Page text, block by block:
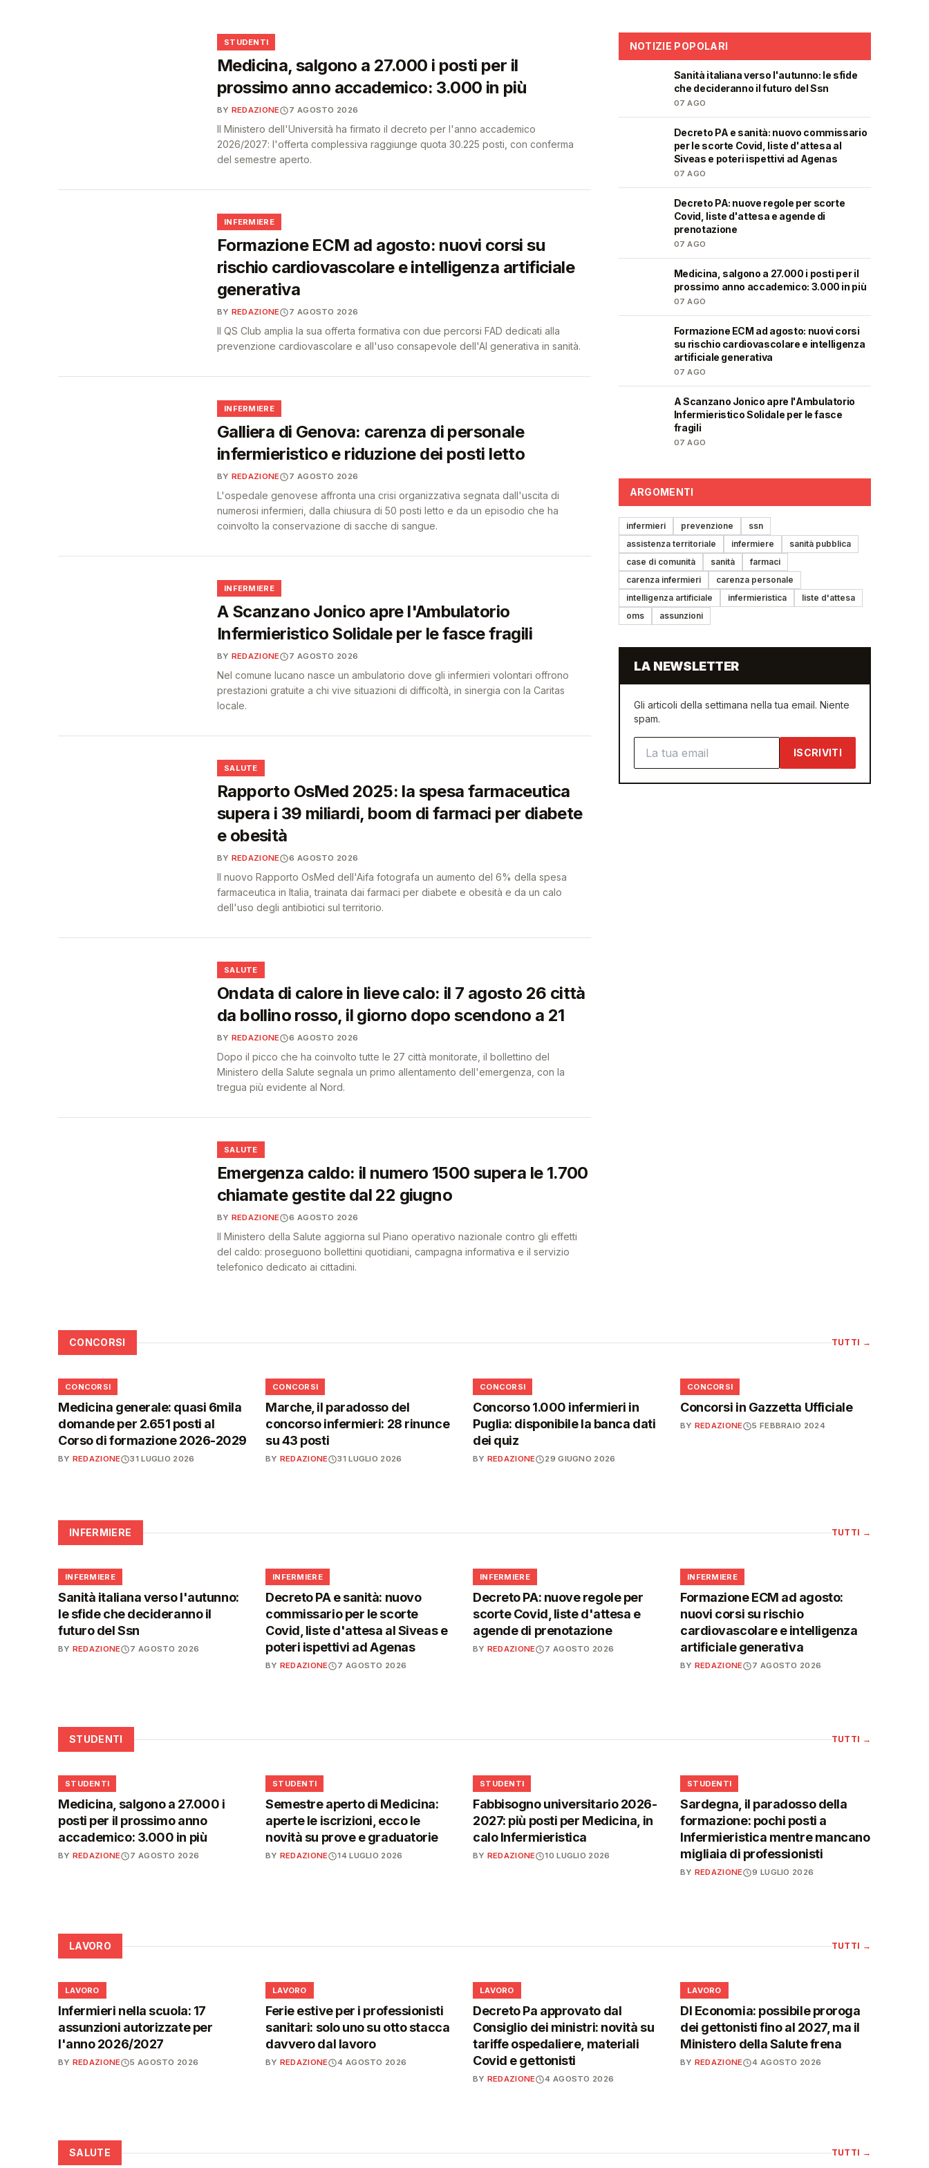
STUDENTI
Medicina, salgono a 27.000 i posti per il
prossimo anno accademico: 3.000 in più
BY REDAZIONE 7 AGOSTO 2026
Il Ministero dell'Università ha firmato il decreto per l'anno accademico
2026/2027: l'offerta complessiva raggiunge quota 30.225 posti, con conferma
del semestre aperto.
INFERMIERE
Formazione ECM ad agosto: nuovi corsi su
rischio cardiovascolare e intelligenza artificiale
generativa
BY REDAZIONE 7 AGOSTO 2026
Il QS Club amplia la sua offerta formativa con due percorsi FAD dedicati alla
prevenzione cardiovascolare e all'uso consapevole dell'AI generativa in sanità.
INFERMIERE
Galliera di Genova: carenza di personale
infermieristico e riduzione dei posti letto
BY REDAZIONE 7 AGOSTO 2026
L'ospedale genovese affronta una crisi organizzativa segnata dall'uscita di
numerosi infermieri, dalla chiusura di 50 posti letto e da un episodio che ha
coinvolto la conservazione di sacche di sangue.
INFERMIERE
A Scanzano Jonico apre l'Ambulatorio
Infermieristico Solidale per le fasce fragili
BY REDAZIONE 7 AGOSTO 2026
Nel comune lucano nasce un ambulatorio dove gli infermieri volontari offrono
prestazioni gratuite a chi vive situazioni di difficoltà, in sinergia con la Caritas
locale.
SALUTE
Rapporto OsMed 2025: la spesa farmaceutica
supera i 39 miliardi, boom di farmaci per diabete
e obesità
BY REDAZIONE 6 AGOSTO 2026
Il nuovo Rapporto OsMed dell'Aifa fotografa un aumento del 6% della spesa
farmaceutica in Italia, trainata dai farmaci per diabete e obesità e da un calo
dell'uso degli antibiotici sul territorio.
SALUTE
Ondata di calore in lieve calo: il 7 agosto 26 città
da bollino rosso, il giorno dopo scendono a 21
BY REDAZIONE 6 AGOSTO 2026
Dopo il picco che ha coinvolto tutte le 27 città monitorate, il bollettino del
Ministero della Salute segnala un primo allentamento dell'emergenza, con la
tregua più evidente al Nord.
SALUTE
Emergenza caldo: il numero 1500 supera le 1.700
chiamate gestite dal 22 giugno
BY REDAZIONE 6 AGOSTO 2026
Il Ministero della Salute aggiorna sul Piano operativo nazionale contro gli effetti
del caldo: proseguono bollettini quotidiani, campagna informativa e il servizio
telefonico dedicato ai cittadini.
NOTIZIE POPOLARI
Sanità italiana verso l'autunno: le sfide
che decideranno il futuro del Ssn
07 AGO
Decreto PA e sanità: nuovo commissario
per le scorte Covid, liste d'attesa al
Siveas e poteri ispettivi ad Agenas
07 AGO
Decreto PA: nuove regole per scorte
Covid, liste d'attesa e agende di
prenotazione
07 AGO
Medicina, salgono a 27.000 i posti per il
prossimo anno accademico: 3.000 in più
07 AGO
Formazione ECM ad agosto: nuovi corsi
su rischio cardiovascolare e intelligenza
artificiale generativa
07 AGO
A Scanzano Jonico apre l'Ambulatorio
Infermieristico Solidale per le fasce
fragili
07 AGO
ARGOMENTI
infermieri prevenzione
ssn
assistenza territoriale
infermiere
sanità pubblica
case di comunità
sanità
farmaci
carenza infermieri
carenza personale
intelligenza artificiale
infermieristica
liste d'attesa
oms
assunzioni
LA NEWSLETTER
Gli articoli della settimana nella tua email. Niente
spam.
ISCRIVITI
CONCORSI TUTTI →
📋
CONCORSI
Medicina generale: quasi 6mila
domande per 2.651 posti al
Corso di formazione 2026-2029
BY REDAZIONE 31 LUGLIO 2026
📋
CONCORSI
Marche, il paradosso del
concorso infermieri: 28 rinunce
su 43 posti
BY REDAZIONE 31 LUGLIO 2026
📋
CONCORSI
Concorso 1.000 infermieri in
Puglia: disponibile la banca dati
dei quiz
BY REDAZIONE 29 GIUGNO 2026
📋
CONCORSI
Concorsi in Gazzetta Ufficiale
BY REDAZIONE 5 FEBBRAIO 2024
INFERMIERE TUTTI →
🩺
INFERMIERE
Sanità italiana verso l'autunno:
le sfide che decideranno il
futuro del Ssn
BY REDAZIONE 7 AGOSTO 2026
🩺
INFERMIERE
Decreto PA e sanità: nuovo
commissario per le scorte
Covid, liste d'attesa al Siveas e
poteri ispettivi ad Agenas
BY REDAZIONE 7 AGOSTO 2026
🩺
INFERMIERE
Decreto PA: nuove regole per
scorte Covid, liste d'attesa e
agende di prenotazione
BY REDAZIONE 7 AGOSTO 2026
🩺
INFERMIERE
Formazione ECM ad agosto:
nuovi corsi su rischio
cardiovascolare e intelligenza
artificiale generativa
BY REDAZIONE 7 AGOSTO 2026
STUDENTI TUTTI →
🎓
STUDENTI
Medicina, salgono a 27.000 i
posti per il prossimo anno
accademico: 3.000 in più
BY REDAZIONE 7 AGOSTO 2026
🎓
STUDENTI
Semestre aperto di Medicina:
aperte le iscrizioni, ecco le
novità su prove e graduatorie
BY REDAZIONE 14 LUGLIO 2026
🎓
STUDENTI
Fabbisogno universitario 2026-
2027: più posti per Medicina, in
calo Infermieristica
BY REDAZIONE 10 LUGLIO 2026
🎓
STUDENTI
Sardegna, il paradosso della
formazione: pochi posti a
Infermieristica mentre mancano
migliaia di professionisti
BY REDAZIONE 9 LUGLIO 2026
LAVORO TUTTI →
💼
LAVORO
Infermieri nella scuola: 17
assunzioni autorizzate per
l'anno 2026/2027
BY REDAZIONE 5 AGOSTO 2026
💼
LAVORO
Ferie estive per i professionisti
sanitari: solo uno su otto stacca
davvero dal lavoro
BY REDAZIONE 4 AGOSTO 2026
💼
LAVORO
Decreto Pa approvato dal
Consiglio dei ministri: novità su
tariffe ospedaliere, materiali
Covid e gettonisti
BY REDAZIONE 4 AGOSTO 2026
💼
LAVORO
Dl Economia: possibile proroga
dei gettonisti fino al 2027, ma il
Ministero della Salute frena
BY REDAZIONE 4 AGOSTO 2026
SALUTE TUTTI →